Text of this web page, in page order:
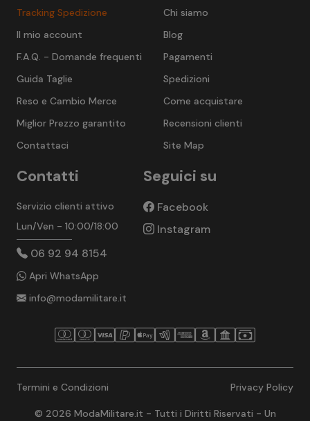
Chi siamo
Blog
Pagamenti
Spedizioni
Come acquistare
Recensioni clienti
Site Map
Tracking Spedizione
Il mio account
F.A.Q. - Domande frequenti
Guida Taglie
Reso e Cambio Merce
Miglior Prezzo garantito
Contattaci
Contatti
Servizio clienti attivo
Lun/Ven - 10:00/18:00
06 92 94 8154
Apri WhatsApp
info@modamilitare.it
Seguici su
Facebook
Instagram
Termini e Condizioni Privacy Policy
© 2026 ModaMilitare.it - Tutti i Diritti Riservati - Un